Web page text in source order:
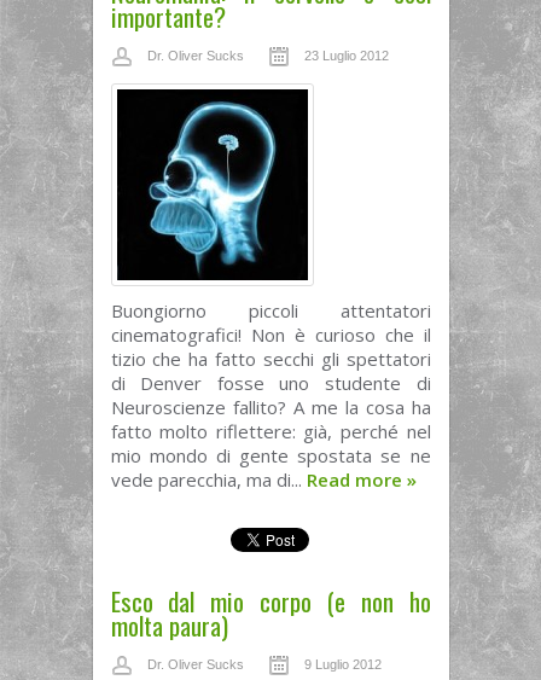
importante?
Dr. Oliver Sucks 23 Luglio 2012
Buongiorno piccoli attentatori
cinematografici! Non è curioso che il
tizio che ha fatto secchi gli spettatori
di Denver fosse uno studente di
Neuroscienze fallito? A me la cosa ha
fatto molto riflettere: già, perché nel
mio mondo di gente spostata se ne
vede parecchia, ma di... Read more »
Esco dal mio corpo (e non ho
molta paura)
Dr. Oliver Sucks 9 Luglio 2012